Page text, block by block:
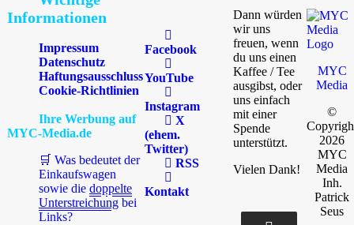
Informationen
Impressum
Datenschutz
Haftungsausschluss
Cookie-Richtlinien
Ihre Werbung auf
MYC-Media.de
🛒 Was bedeutet der
Einkaufswagen
sowie die doppelte
Unterstreichung bei
Links?
Facebook
YouTube
Instagram
X
(ehem.
Twitter)
RSS
Kontakt
Dann würden
wir uns
freuen, wenn
du uns einen
Kaffee / Tee
ausgibst, oder
uns einfach
mit einer
Spende
unterstützt.
Vielen Dank!
MYC
Media
©
2026
MYC
Media
Inh.
Patrick
Seus